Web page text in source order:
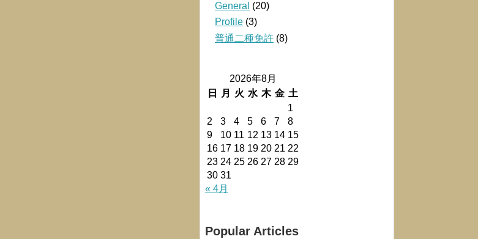
General (20)
Profile (3)
普通二種免許 (8)
2026年8月
日
月 火 水 木 金 土
1
2
3 4 5 6 7
8
9
10 11 12 13 14 15
16 17 18 19 20 21 22
23 24 25 26 27 28 29
30 31
« 4月
Popular Articles